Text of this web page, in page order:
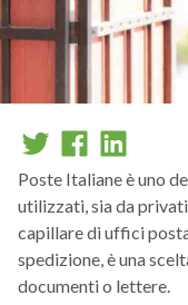
Poste Italiane è uno
utilizzati, sia da privati
capillare di uffici
spedizione, è una
documenti o lettere.